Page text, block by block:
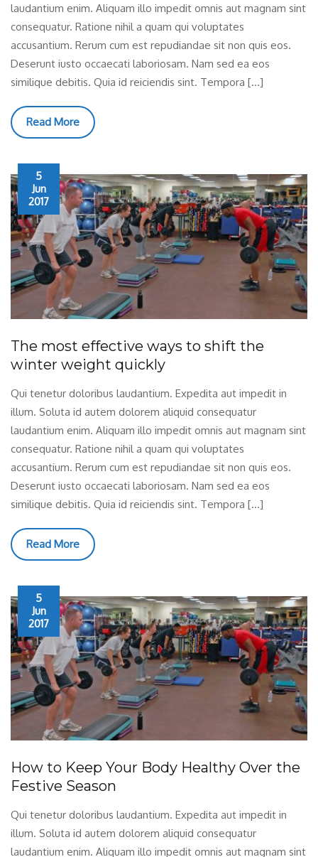
laudantium enim. Aliquam illo impedit omnis aut magnam sint
consequatur. Ratione nihil a quam qui voluptates
accusantium. Rerum cum est repudiandae sit non quis eos.
Deserunt iusto occaecati laboriosam. Nam sed ea eos
similique debitis. Quia id reiciendis sint. Tempora […]
Read More
5
Jun
2017
The most effective ways to shift the
winter weight quickly
Qui tenetur doloribus laudantium. Expedita aut impedit in
illum. Soluta id autem dolorem aliquid consequatur
laudantium enim. Aliquam illo impedit omnis aut magnam sint
consequatur. Ratione nihil a quam qui voluptates
accusantium. Rerum cum est repudiandae sit non quis eos.
Deserunt iusto occaecati laboriosam. Nam sed ea eos
similique debitis. Quia id reiciendis sint. Tempora […]
Read More
5
Jun
2017
How to Keep Your Body Healthy Over the
Festive Season
Qui tenetur doloribus laudantium. Expedita aut impedit in
illum. Soluta id autem dolorem aliquid consequatur
laudantium enim. Aliquam illo impedit omnis aut magnam sint